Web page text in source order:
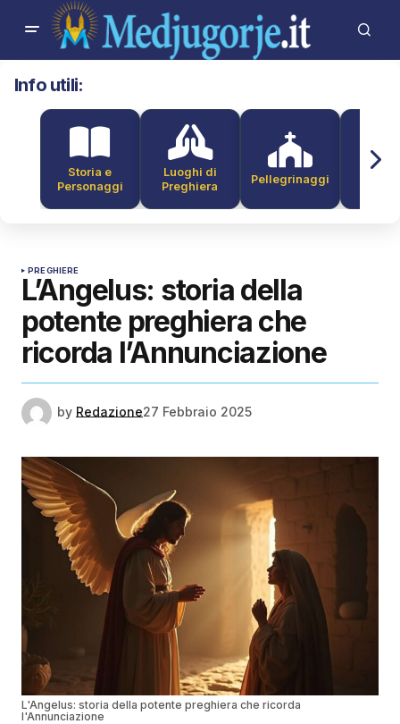
Info utili:
Storia e
Personaggi
Luoghi di
Preghiera
Pellegrinaggi
PREGHIERE
L’Angelus: storia della
potente preghiera che
ricorda l’Annunciazione
by Redazione27 Febbraio 2025
L'Angelus: storia della potente preghiera che ricorda
l'Annunciazione